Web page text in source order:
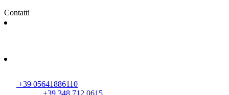
Contatti
+39 05641886110
+39 348 712 0615